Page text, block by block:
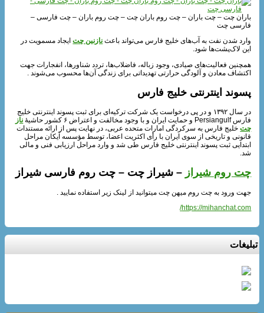
باران چت – چت باران – چت روم باران چت – چت روم باران – چت فارسی –
فارسی چت
وارد شدن نفت به آب‌های خلیج فارس می‌تواند باعثنازنین چتایجاد مسمویت در
این لاک‌پشت‌ها شود.
همچنین فعالیت‌های صیادی، وجود زباله، فاضلاب‌ها، تردد شناورها، انفجارات جهت
اکتشاف معادن و آلودگی حرارتی تهدیداتی برای زندگی آن‌ها محسوب می‌شوند .
پسوند اینترنتی خلیج فارس
در سال ۱۳۹۲ و در پی درخواست یک شرکت ترکیه‌ای برای ثبت پسوند اینترنتی خلیج
فارس Persiangulf و حمایت ایران و با وجود مخالفت و اعتراض ۶ کشور حاشیهٔ
ناز
چتخلیج فارس به سرکردگی امارات متحده عربی، در نهایت پس از ارائه مستندات
قانونی و تاریخی از سوی ایران با رأی اکثریت اعضا، توسط مؤسسه آیکان مراحل
ابتدایی ثبت پسوند اینترنتی خلیج فارس طی شد و وارد مراحل ارزیابی فنی و مالی
شد.
چت روم شیراز – شیراز چت – چت روم فارسی شیراز
جهت ورود به چت روم میهن چت میتوانید از لینک زیر استفاده نمایید .
https://mihanchat.com/
تبلیغات